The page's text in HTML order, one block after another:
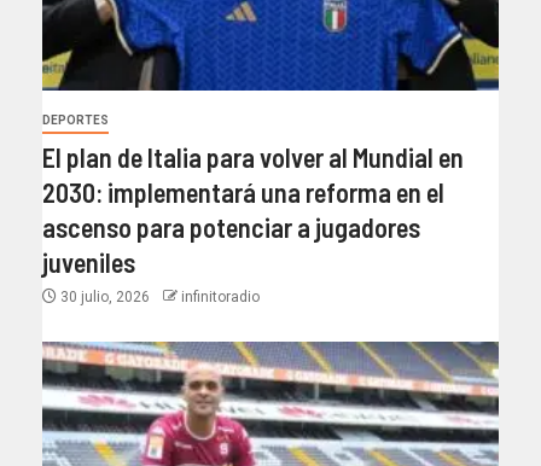
DEPORTES
El plan de Italia para volver al Mundial en
2030: implementará una reforma en el
ascenso para potenciar a jugadores
juveniles
30 julio, 2026 infinitoradio